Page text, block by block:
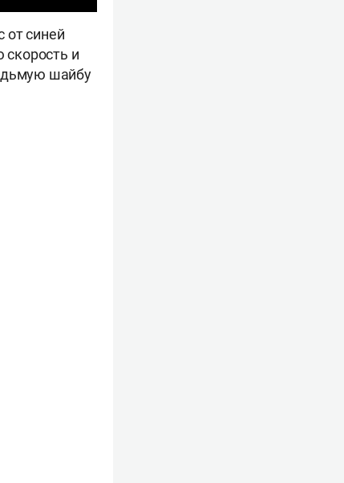
от синей
и
шайбу